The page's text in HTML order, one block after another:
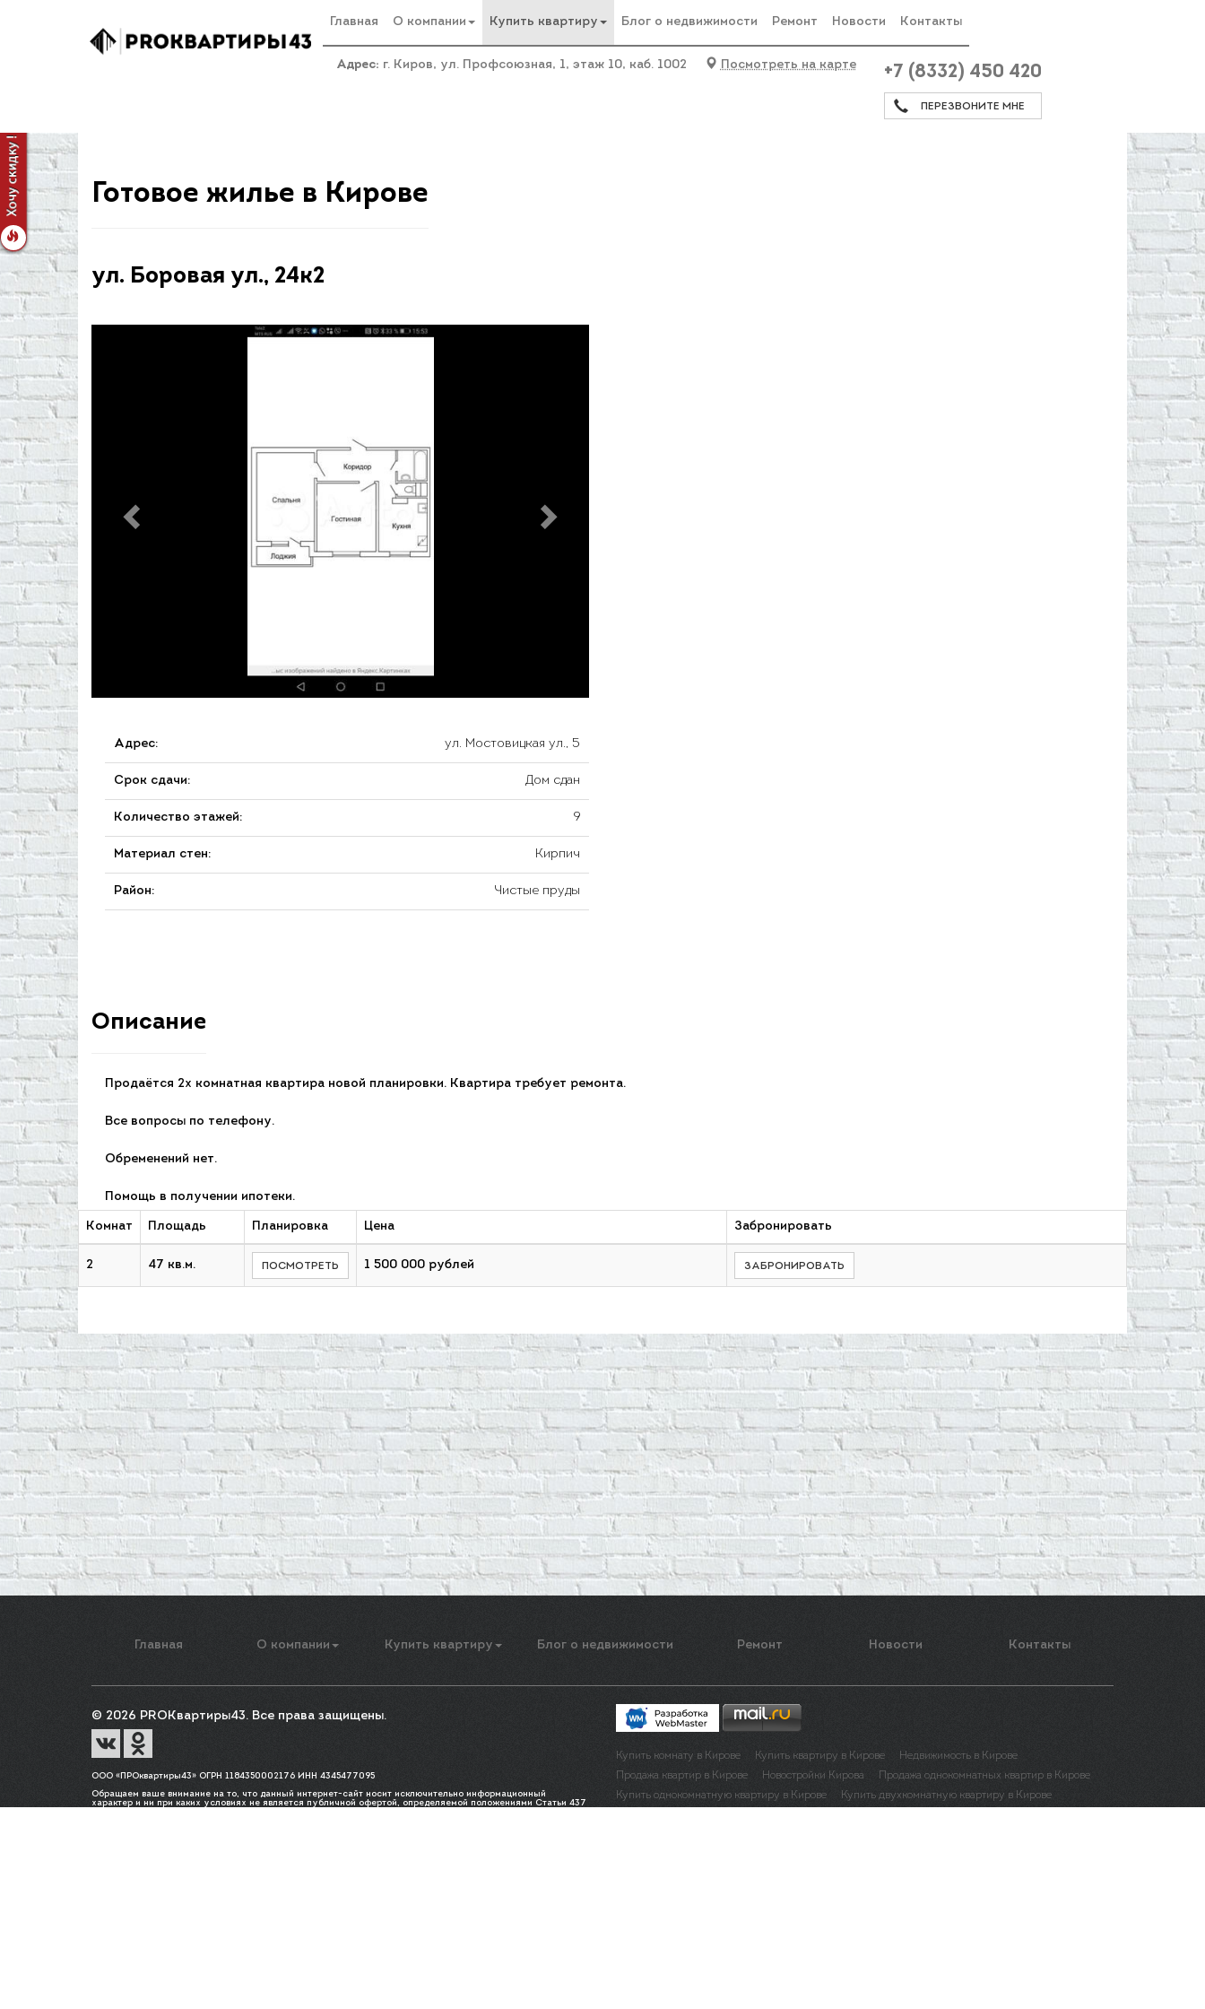
Главная О компании Купить квартиру Блог о недвижимости Ремонт Новости Контакты
Адрес: г. Киров, ул. Профсоюзная, 1, этаж 10, каб. 1002 Посмотреть на карте +7 (8332) 450 420
ПЕРЕЗВОНИТЕ МНЕ
Готовое жилье в Кирове
ул. Боровая ул., 24к2
Адрес: ул. Мостовицкая ул., 5
Срок сдачи: Дом сдан
Количество этажей: 9
Материал стен: Кирпич
Район: Чистые пруды
Описание
Продаётся 2х комнатная квартира новой планировки. Квартира требует ремонта.
Все вопросы по телефону.
Обременений нет.
Помощь в получении ипотеки.
Комнат Площадь Планировка Цена Забронировать
2 47 кв.м. ПОСМОТРЕТЬ 1 500 000 рублей ЗАБРОНИРОВАТЬ
Главная О компании Купить квартиру Блог о недвижимости Ремонт Новости Контакты
© 2026 PROКвартиры43. Все права защищены.
ООО «ПРОквартиры43» ОГРН 1184350002176 ИНН 4345477095
Обращаем ваше внимание на то, что данный интернет-сайт носит исключительно информационный
характер и ни при каких условиях не является публичной офертой, определяемой положениями Статьи 437
Купить комнату в Кирове Купить квартиру в Кирове
Недвижимость в Кирове
Продажа квартир в Кирове
Новостройки Кирова
Продажа однокомнатных квартир в Кирове
Купить однокомнатную квартиру в Кирове
Купить двухкомнатную квартиру в Кирове